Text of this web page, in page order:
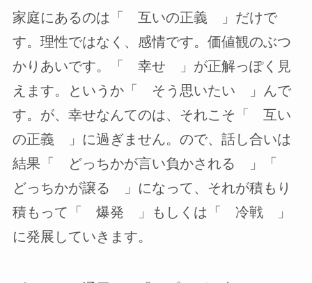
家庭にあるのは「 互いの正義 」だけで
す。理性ではなく、感情です。価値観のぶつ
かりあいです。「 幸せ 」が正解っぽく見
えます。というか「 そう思いたい 」んで
す。が、幸せなんてのは、それこそ「 互い
の正義 」に過ぎません。ので、話し合いは
結果「 どっちかが言い負かされる 」「
どっちかが譲る 」になって、それが積もり
積もって「 爆発 」もしくは「 冷戦 」
に発展していきます。